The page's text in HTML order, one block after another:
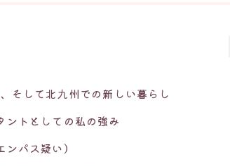
そして北九州での新しい暮らし
ントとしての私の強み
ンパス疑い）